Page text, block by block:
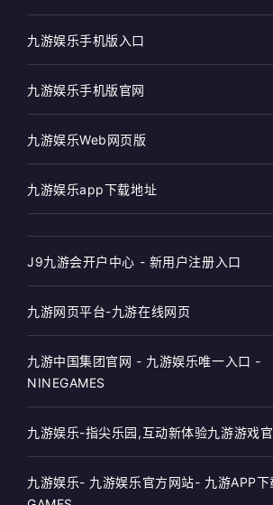
九游娱乐手机版入口
九游娱乐手机版官网
九游娱乐Web网页版
九游娱乐app下载地址
J9九游会开户中心 - 新用户注册入口
九游网页平台-九游在线网页
九游中国集团官网 - 九游娱乐唯一入口 -
NINEGAMES
九游娱乐-指尖乐园,互动新体验九游游戏
九游娱乐- 九游娱乐官方网站- 九游APP